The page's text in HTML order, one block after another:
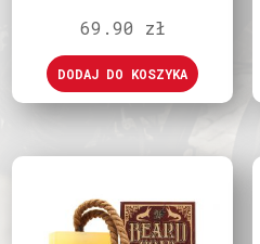
69.90 zł
DODAJ DO KOSZYKA